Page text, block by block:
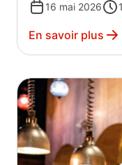
auprès des
activement le
16 mai 2026
En savoir plus